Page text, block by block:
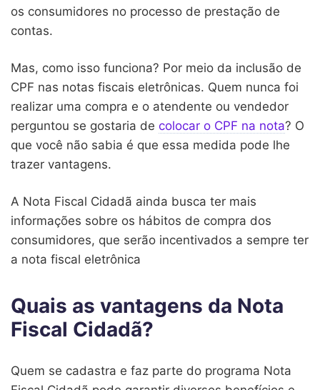
os consumidores no processo de prestação de
contas.
Mas, como isso funciona? Por meio da inclusão de
CPF nas notas fiscais eletrônicas. Quem nunca foi
realizar uma compra e o atendente ou vendedor
perguntou se gostaria de colocar o CPF na nota? O
que você não sabia é que essa medida pode lhe
trazer vantagens.
A Nota Fiscal Cidadã ainda busca ter mais
informações sobre os hábitos de compra dos
consumidores, que serão incentivados a sempre ter
a nota fiscal eletrônica
Quais as vantagens da Nota
Fiscal Cidadã?
Quem se cadastra e faz parte do programa Nota